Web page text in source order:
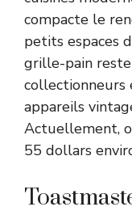
compacte le
petits espaces
grille-pain reste
collectionneurs
appareils
Actuellement,
55 dollars